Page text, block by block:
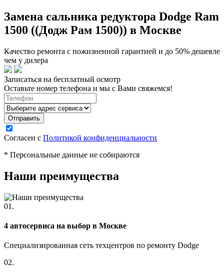
Замена сальника редуктора Dodge Ram
1500 ((Додж Рам 1500)) в Москве
Качество ремонта с пожизненной гарантией и до 50% дешевле
чем у дилера
Записаться на бесплатный осмотр
Оставьте номер телефона и мы с Вами свяжемся!
Согласен с Политикой конфиденциальности
* Персональные данные не собираются
Наши преимущества
01.
4 автосервиса на выбор в Москве
Специализированная сеть техцентров по ремонту Dodge
02.